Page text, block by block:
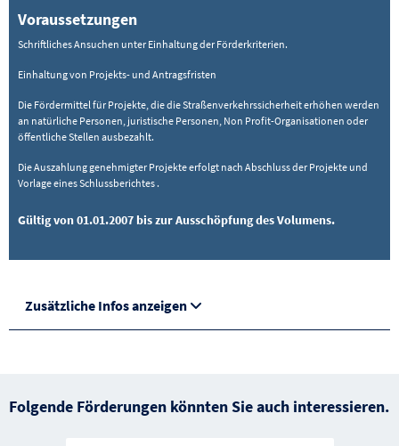
Voraussetzungen
Schriftliches Ansuchen unter Einhaltung der Förderkriterien.
Einhaltung von Projekts- und Antragsfristen
Die Fördermittel für Projekte, die die Straßenverkehrssicherheit erhöhen werden
an natürliche Personen, juristische Personen, Non Profit-Organisationen oder
öffentliche Stellen ausbezahlt.
Die Auszahlung genehmigter Projekte erfolgt nach Abschluss der Projekte und
Vorlage eines Schlussberichtes .
Gültig von 01.01.2007 bis zur Ausschöpfung des Volumens.
Zusätzliche Infos anzeigen
Folgende Förderungen könnten Sie auch interessieren.